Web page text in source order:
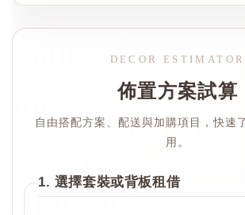
DECOR ESTIMATOR
佈置方案試算
自由搭配方案、配送與加購項目，快速
用。
1. 選擇套裝或背板租借